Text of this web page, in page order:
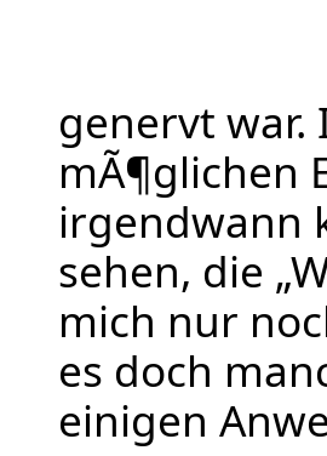
genervt war.
mÃ¶glichen
irgendwann
sehen, die
mich nur
es doch
einigen